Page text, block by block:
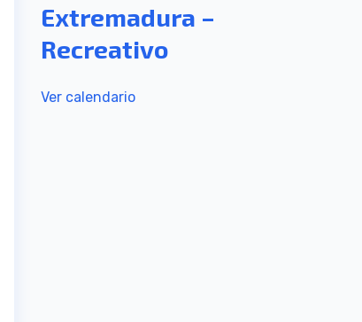
Extremadura –
Recreativo
Ver calendario